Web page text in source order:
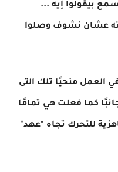
بيقولوا إيه ...
عشان نشوف وصلوا
العمل منحيًا تلك التى
كما فعلت هي تمامًا
للتحرك تجاه "عهد"